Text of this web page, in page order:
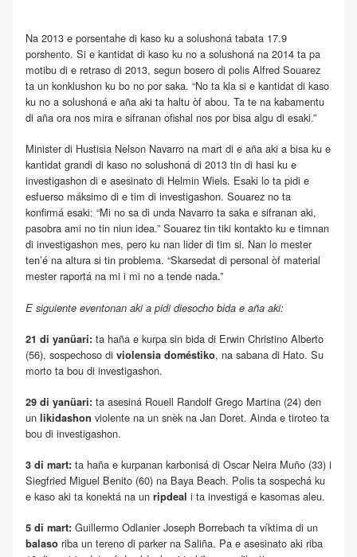
Na 2013 e porsentahe di kaso ku a solushoná tabata 17.9
porshento. Si e kantidat di kaso ku no a solushoná na 2014 ta pa
motibu di e retraso di 2013, segun bosero di polis Alfred Souarez
ta un konklushon ku bo no por saka. “No ta kla si e kantidat di kaso
ku no a solushoná e aña aki ta haltu òf abou. Ta te na kabamentu
di aña ora nos mira e sifranan ofishal nos por bisa algu di esaki.”
Minister di Hustisia Nelson Navarro na mart di e aña aki a bisa ku e
kantidat grandi di kaso no solushoná di 2013 tin di hasi ku e
investigashon di e asesinato di Helmin Wiels. Esaki lo ta pidi e
esfuerso máksimo di e tim di investigashon. Souarez no ta
konfirmá esaki: “Mi no sa di unda Navarro ta saka e sifranan aki,
pasobra ami no tin niun idea.” Souarez tin tiki kontakto ku e timnan
di investigashon mes, pero ku nan lider di tim si. Nan lo mester
ten’é na altura si tin problema. “Skarsedat di personal òf material
mester raportá na mi i mi no a tende nada.”
E siguiente eventonan aki a pidi diesocho bida e aña aki:
21 di yanüari: ta haña e kurpa sin bida di Erwin Christino Alberto
(56), sospechoso di violensia doméstiko, na sabana di Hato. Su
morto ta bou di investigashon.
29 di yanüari: ta asesiná Rouell Randolf Grego Martina (24) den
un likidashon violente na un snèk na Jan Doret. Ainda e tiroteo ta
bou di investigashon.
3 di mart: ta haña e kurpanan karbonisá di Oscar Neira Muño (33) i
Siegfried Miguel Benito (60) na Baya Beach. Polis ta sospechá ku
e kaso aki ta konektá na un ripdeal i ta investigá e kasomas aleu.
5 di mart: Guillermo Odlanier Joseph Borrebach ta víktima di un
balaso riba un tereno di parker na Saliña. Pa e asesinato aki riba